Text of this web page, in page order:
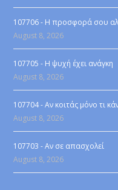
107706 - Η προσφορά σου
August 8, 2026
107705 - Η ψυχή έχει ανάγκη
August 8, 2026
107704 - Αν κοιτάς μόνο τι
August 8, 2026
107703 - Αν σε απασχολεί
August 8, 2026